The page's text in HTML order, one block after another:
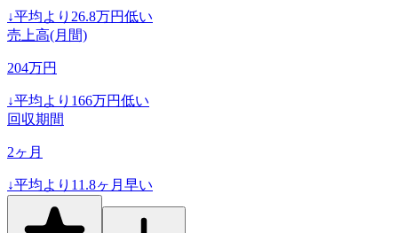
↓平均より 26.8万円低い
売上高(月間)
204万円
↓平均より 166万円低い
回収期間
2ヶ月
↓平均より 11.8ヶ月早い